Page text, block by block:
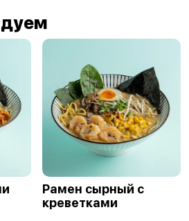
Рамен сырный с
креветками